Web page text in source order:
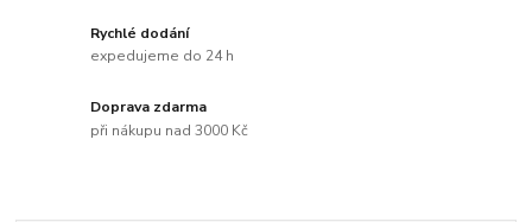
Rychlé dodání
expedujeme do 24 h
Doprava zdarma
při nákupu nad 3000 Kč